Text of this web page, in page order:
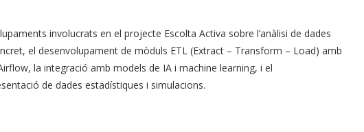
involucrats en el projecte Escolta Activa sobre l’anàlisi de dades
el desenvolupament de mòduls ETL (Extract – Transform – Load) amb
la integració amb models de IA i machine learning, i el
de dades estadístiques i simulacions.